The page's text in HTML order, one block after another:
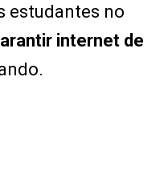
estudantes no
internet de